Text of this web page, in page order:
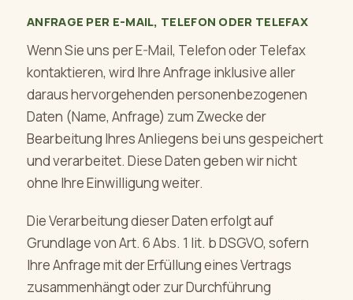
ANFRAGE PER E-MAIL, TELEFON ODER TELEFAX
Wenn Sie uns per E-Mail, Telefon oder Telefax
kontaktieren, wird Ihre Anfrage inklusive aller
daraus hervorgehenden personenbezogenen
Daten (Name, Anfrage) zum Zwecke der
Bearbeitung Ihres Anliegens bei uns gespeichert
und verarbeitet. Diese Daten geben wir nicht
ohne Ihre Einwilligung weiter.
Die Verarbeitung dieser Daten erfolgt auf
Grundlage von Art. 6 Abs. 1 lit. b DSGVO, sofern
Ihre Anfrage mit der Erfüllung eines Vertrags
zusammenhängt oder zur Durchführung